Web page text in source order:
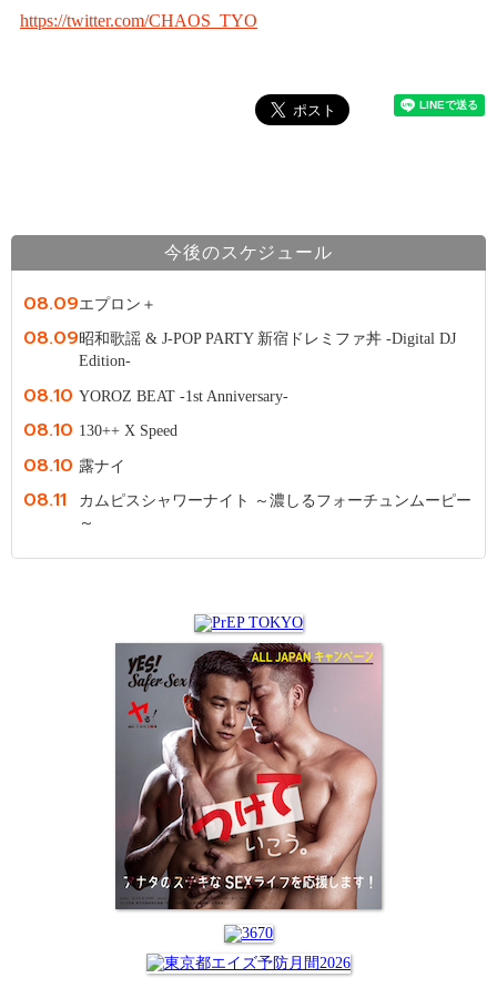
https://twitter.com/CHAOS_TYO
今後のスケジュール
08.09エプロン＋
08.09昭和歌謡 & J-POP PARTY 新宿ドレミファ丼 -Digital DJ
Edition-
08.10 YOROZ BEAT -1st Anniversary-
08.10 130++ X Speed
08.10 露ナイ
08.11
カムピスシャワーナイト ～濃しるフォーチュンムーピー
～